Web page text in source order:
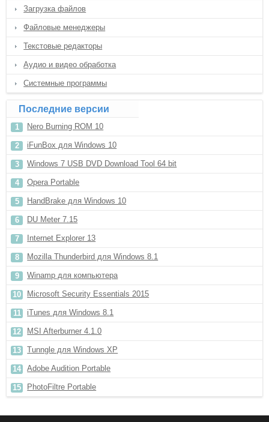
Загрузка файлов
Файловые менеджеры
Текстовые редакторы
Аудио и видео обработка
Системные программы
Последние версии
Nero Burning ROM 10
iFunBox для Windows 10
Windows 7 USB DVD Download Tool 64 bit
Opera Portable
HandBrake для Windows 10
DU Meter 7.15
Internet Explorer 13
Mozilla Thunderbird для Windows 8.1
Winamp для компьютера
Microsoft Security Essentials 2015
iTunes для Windows 8.1
MSI Afterburner 4.1.0
Tunngle для Windows XP
Adobe Audition Portable
PhotoFiltre Portable